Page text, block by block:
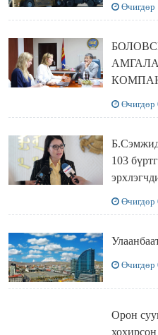
Өчигдөр
Өчигдөр
103
Өчигдөр
Өчигдөр
Орон